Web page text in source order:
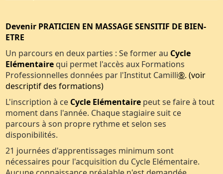
Devenir PRATICIEN EN MASSAGE SENSITIF DE BIEN-
ETRE
Un parcours en deux parties : Se former au Cycle
Elémentaire qui permet l'accès aux Formations
Professionnelles données par l'Institut Camilli®. (voir
descriptif des formations)
L'inscription à ce Cycle Elémentaire peut se faire à tout
moment dans l'année. Chaque stagiaire suit ce
parcours à son propre rythme et selon ses
disponibilités.
21 journées d'apprentissages minimum sont
nécessaires pour l'acquisition du Cycle Elémentaire.